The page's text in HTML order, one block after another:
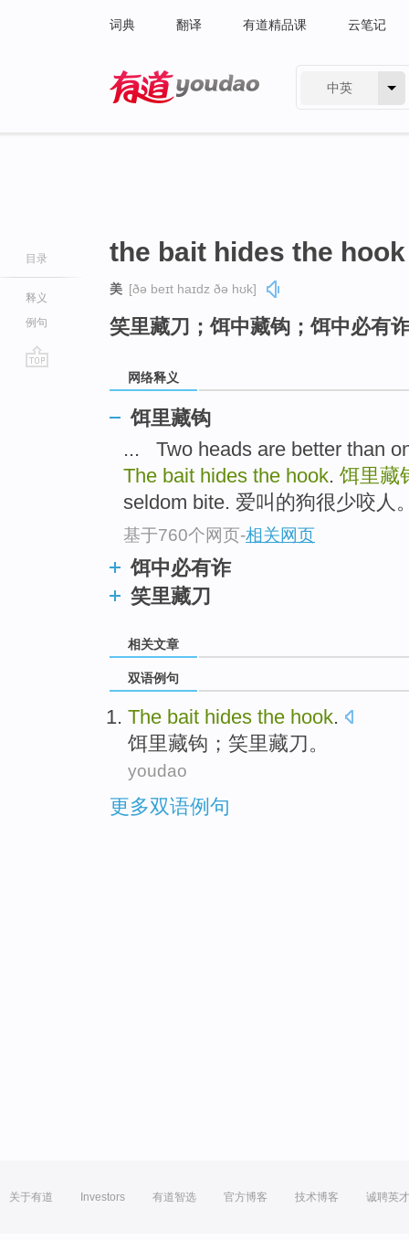
词典 翻译 有道精品课 云笔记
中英
目录
释义
例句
the bait hides the hook
美 [ðə beɪt haɪdz ðə hʊk]
笑里藏刀；饵中藏钩；饵中必有
网络释义
饵里藏钩
... Two heads are better than
The bait hides the hook. 饵里藏
seldom bite. 爱叫的狗很少咬人
基于760个网页-相关网页
饵中必有诈
笑里藏刀
相关文章
双语例句
The bait hides the hook.
饵里藏钩 ；笑里藏刀。
youdao
更多双语例句
关于有道 Investors 有道智选 官方博客 技术博客 诚聘英才